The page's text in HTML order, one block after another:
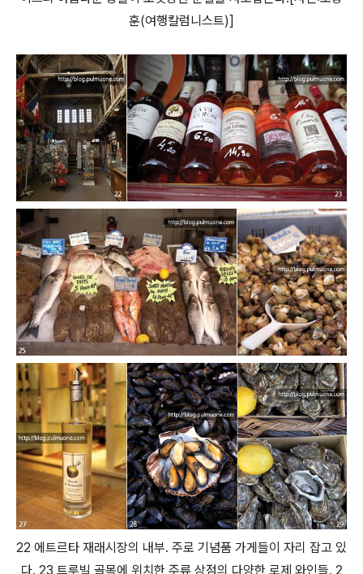
훈(여행칼럼니스트)]
22 에트르타 재래시장의 내부. 주로 기념품 가게들이 자리 잡고 있
다. 23 트루빌 골목에 위치한 주류 상점의 다양한 로제 와인들. 2